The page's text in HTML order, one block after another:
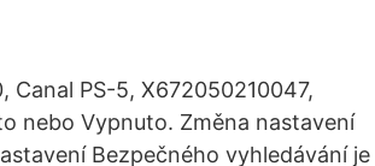
PS-5, X672050210047,
nebo Vypnuto. Změna nastavení
Bezpečného vyhledávání je